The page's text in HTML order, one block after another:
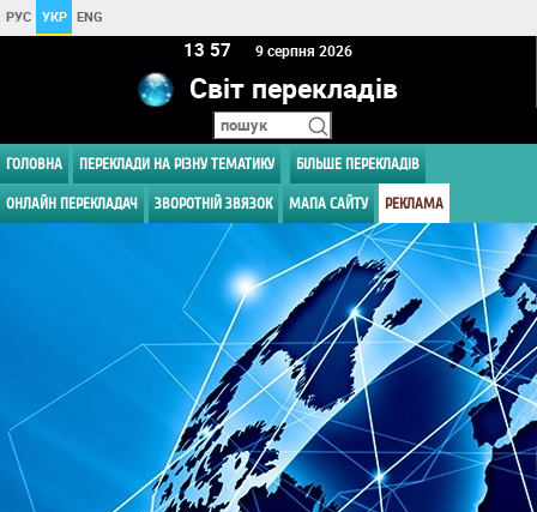
РУС УКР ENG
13:57 9 серпня 2026
Світ перекладів
ГОЛОВНА ПЕРЕКЛАДИ НА РІЗНУ ТЕМАТИКУ БІЛЬШЕ ПЕРЕКЛАДІВ
ОНЛАЙН ПЕРЕКЛАДАЧ ЗВОРОТНІЙ ЗВЯЗОК МАПА САЙТУ РЕКЛАМА